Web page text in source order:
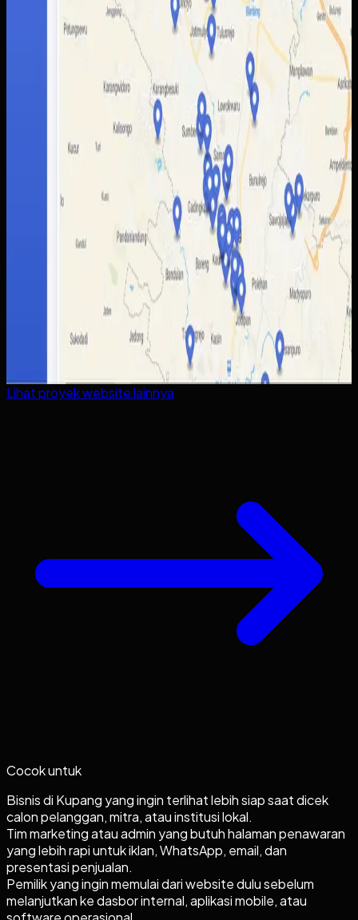
Baca studi kasus lengkap
Lihat proyekwebsitelainnya
Cocok untuk
Bisnis di Kupang yang ingin terlihat lebih siap saat dicek
calon pelanggan, mitra, atau institusi lokal.
Tim marketing atau admin yang butuh halaman penawaran
yang lebih rapi untuk iklan, WhatsApp, email, dan
presentasi penjualan.
Pemilik yang ingin memulai dari website dulu sebelum
melanjutkan ke dasbor internal, aplikasi mobile, atau